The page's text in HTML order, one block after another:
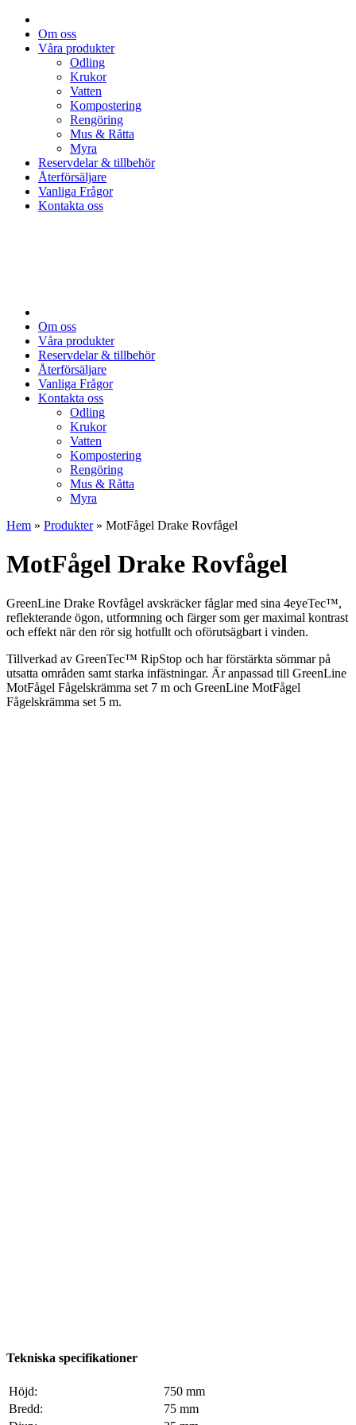
Om oss
Våra produkter
Odling
Krukor
Vatten
Kompostering
Rengöring
Mus & Råtta
Myra
Reservdelar & tillbehör
Återförsäljare
Vanliga Frågor
Kontakta oss
Om oss
Våra produkter
Reservdelar & tillbehör
Återförsäljare
Vanliga Frågor
Kontakta oss
Odling
Krukor
Vatten
Kompostering
Rengöring
Mus & Råtta
Myra
Hem » Produkter» MotFågel Drake Rovfågel
MotFågel Drake Rovfågel
GreenLine Drake Rovfågel avskräcker fåglar med sina 4eyeTec™,
reflekterande ögon, utformning och färger som ger maximal kontrast
och effekt när den rör sig hotfullt och oförutsägbart i vinden.
Tillverkad av GreenTec™ RipStop och har förstärkta sömmar på
utsatta områden samt starka infästningar. Är anpassad till GreenLine
MotFågel Fågelskrämma set 7 m och GreenLine MotFågel
Fågelskrämma set 5 m.
Tekniska specifikationer
Höjd:
750 mm
Bredd:
75 mm